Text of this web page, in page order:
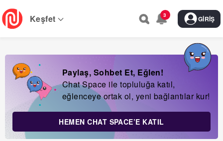
Skip
to
main
Keşfet 3 GIRIŞ
Paylaş, Sohbet Et, Eğlen!
Chat Space ile topluluğa katıl,
eğlenceye ortak ol, yeni bağlantılar kur!
HEMEN CHAT SPACE’E KATIL